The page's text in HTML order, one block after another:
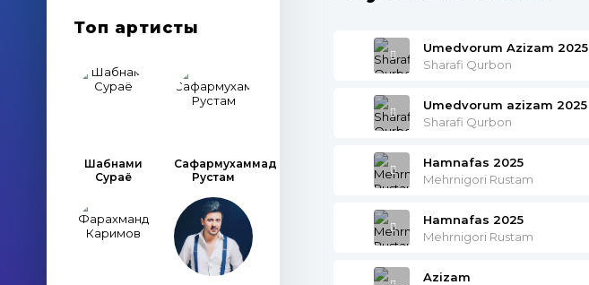
Топ артисты
Шабнами
Сураё
Сафармухаммад
Рустам
Umedvorum Azizam 2025
Sharafi Qurbon
Umedvorum azizam 2025
Sharafi Qurbon
Hamnafas 2025
Mehrnigori Rustam
Hamnafas 2025
Mehrnigori Rustam
Azizam